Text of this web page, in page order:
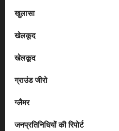
खुलासा
खेलकूद
खेलकूद
ग्राउंड जीरो
ग्लैमर
जनप्रतिनिधियों की रिपोर्ट